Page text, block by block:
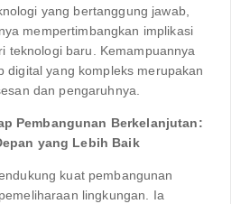
yang bertanggung jawab,
mempertimbangkan implikasi
teknologi baru. Kemampuannya
digital yang kompleks merupakan
dan pengaruhnya.
Pembangunan Berkelanjutan:
yang Lebih Baik
kuat pembangunan
lingkungan. Ia